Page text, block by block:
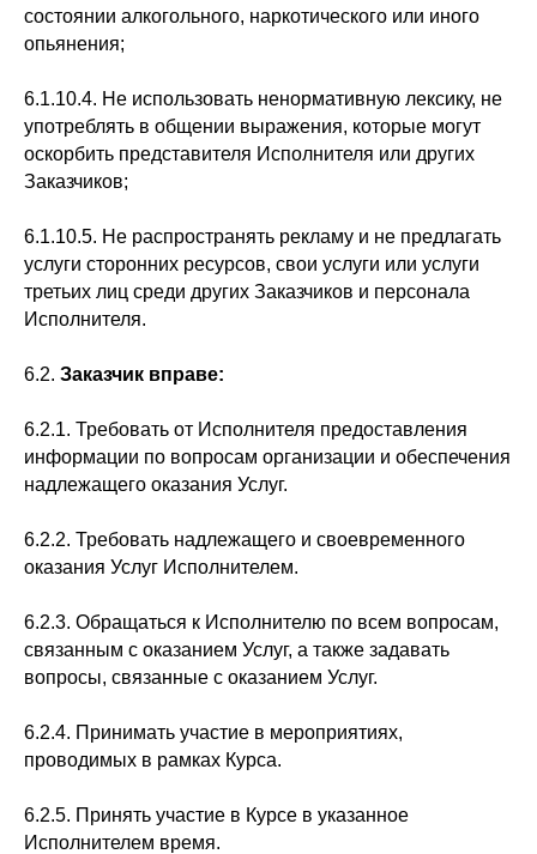
состоянии алкогольного, наркотического или иного
опьянения;
6.1.10.4. Не использовать ненормативную лексику, не
употреблять в общении выражения, которые могут
оскорбить представителя Исполнителя или других
Заказчиков;
6.1.10.5. Не распространять рекламу и не предлагать
услуги сторонних ресурсов, свои услуги или услуги
третьих лиц среди других Заказчиков и персонала
Исполнителя.
6.2. Заказчик вправе:
6.2.1. Требовать от Исполнителя предоставления
информации по вопросам организации и обеспечения
надлежащего оказания Услуг.
6.2.2. Требовать надлежащего и своевременного
оказания Услуг Исполнителем.
6.2.3. Обращаться к Исполнителю по всем вопросам,
связанным с оказанием Услуг, а также задавать
вопросы, связанные с оказанием Услуг.
6.2.4. Принимать участие в мероприятиях,
проводимых в рамках Курса.
6.2.5. Принять участие в Курсе в указанное
Исполнителем время.